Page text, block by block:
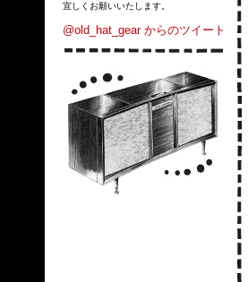
宜しくお願いいたします。
@old_hat_gear からのツイート